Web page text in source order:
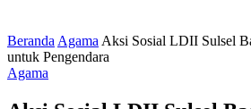
Beranda Agama Aksi Sosial LDII Sulsel
untuk Pengendara
Agama